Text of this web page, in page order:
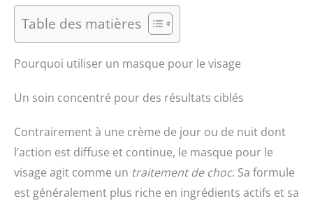
Table des matières
Pourquoi utiliser un masque pour le visage
Un soin concentré pour des résultats ciblés
Contrairement à une crème de jour ou de nuit dont
l’action est diffuse et continue, le masque pour le
visage agit comme un traitement de choc. Sa formule
est généralement plus riche en ingrédients actifs et sa